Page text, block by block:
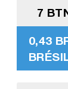
7
0,43